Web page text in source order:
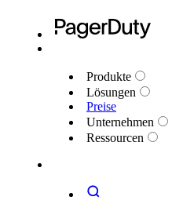
Produkte
Lösungen
Preise
Unternehmen
Ressourcen